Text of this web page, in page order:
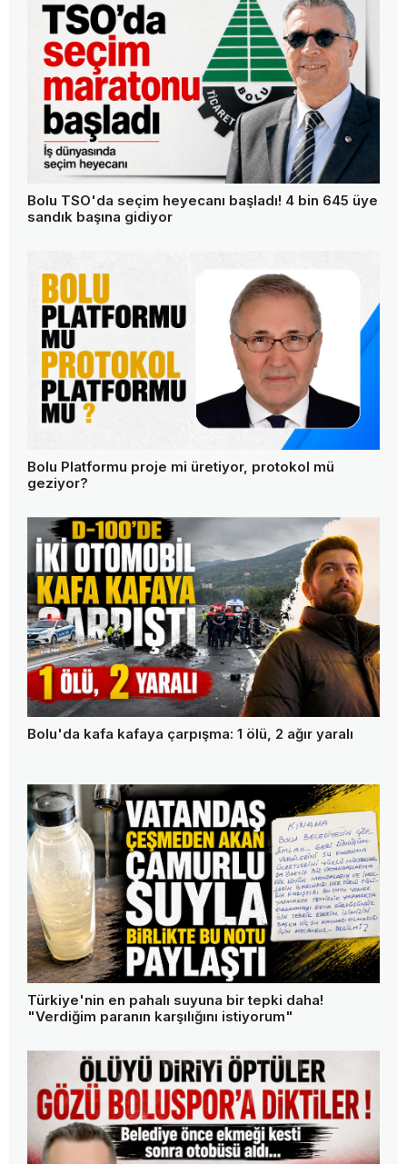
Bolu TSO'da seçim heyecanı başladı! 4 bin 645 üye
sandık başına gidiyor
Bolu Platformu proje mi üretiyor, protokol mü
geziyor?
Bolu'da kafa kafaya çarpışma: 1 ölü, 2 ağır yaralı
Türkiye'nin en pahalı suyuna bir tepki daha!
"Verdiğim paranın karşılığını istiyorum"